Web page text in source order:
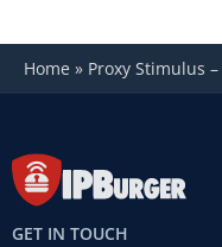
Home » Proxy Stimulus
GET IN TOUCH